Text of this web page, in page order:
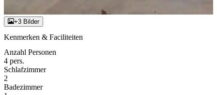
+3 Bilder
Kenmerken & Faciliteiten
Anzahl Personen
4 pers.
Schlafzimmer
2
Badezimmer